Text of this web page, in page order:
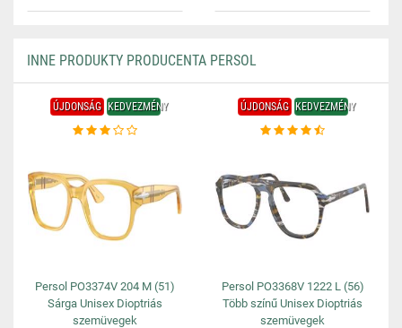
INNE PRODUKTY PRODUCENTA PERSOL
ÚJDONSÁG KEDVEZMÉNY
Persol PO3374V 204 M (51)
Sárga Unisex Dioptriás
szemüvegek
ÚJDONSÁG KEDVEZMÉNY
Persol PO3368V 1222 L (56)
Több színű Unisex Dioptriás
szemüvegek